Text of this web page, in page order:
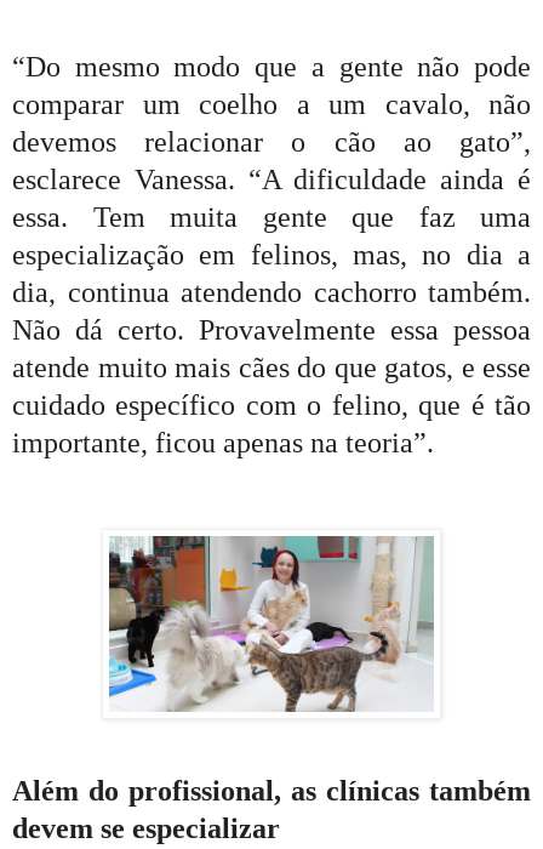
“Do mesmo modo que a gente não pode
comparar um coelho a um cavalo, não
devemos relacionar o cão ao gato”,
esclarece Vanessa. “A dificuldade ainda é
essa. Tem muita gente que faz uma
especialização em felinos, mas, no dia a
dia, continua atendendo cachorro também.
Não dá certo. Provavelmente essa pessoa
atende muito mais cães do que gatos, e esse
cuidado específico com o felino, que é tão
importante, ficou apenas na teoria”.
Além do profissional, as clínicas também
devem se especializar